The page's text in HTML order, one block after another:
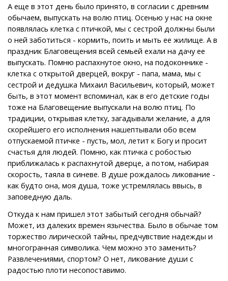
А еще в этот день было принято, в согласии с древним
обычаем, выпускать на волю птиц. Осенью у нас на окне
появлялась клетка с птичкой, мы с сестрой должны были
о ней заботиться - кормить, поить и мыть ее жилище. А в
праздник Благовещения всей семьей ехали на дачу ее
выпускать. Помню распахнутое окно, на подоконнике -
клетка с открытой дверцей, вокруг - папа, мама, мы с
сестрой и дедушка Михаил Васильевич, который, может
быть, в этот момент вспоминал, как в его детские годы
тоже на Благовещение выпускали на волю птиц. По
традиции, открывая клетку, загадывали желание, а для
скорейшего его исполнения нашептывали обо всем
отпускаемой птичке - пусть, мол, летит к Богу и просит
счастья для людей. Помню, как птичка с робостью
приближалась к распахнутой дверце, а потом, набирая
скорость, таяла в синеве. В душе рождалось ликование -
как будто она, моя душа, тоже устремлялась ввысь, в
заповедную даль.
Откуда к нам пришел этот забытый сегодня обычай?
Может, из далеких времен язычества. Было в обычае том
торжество лирической тайны, предчувствие надежды и
многогранная символика. Чем можно это заменить?
Развлечениями, спортом? О нет, ликование души с
радостью плоти несопоставимо.